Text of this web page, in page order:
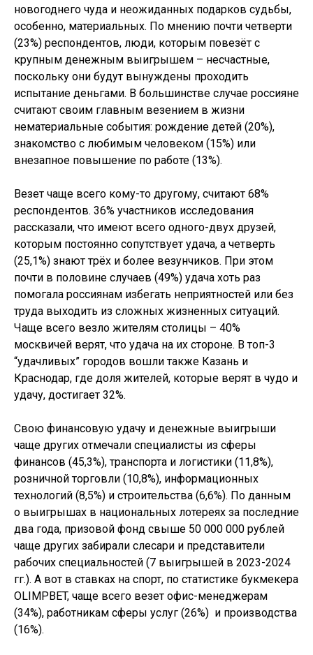
новогоднего чуда и неожиданных подарков судьбы,
особенно, материальных. По мнению почти четверти
(23%) респондентов, люди, которым повезёт с
крупным денежным выигрышем – несчастные,
поскольку они будут вынуждены проходить
испытание деньгами. В большинстве случае россияне
считают своим главным везением в жизни
нематериальные события: рождение детей (20%),
знакомство с любимым человеком (15%) или
внезапное повышение по работе (13%).
Везет чаще всего кому-то другому, считают 68%
респондентов. 36% участников исследования
рассказали, что имеют всего одного-двух друзей,
которым постоянно сопутствует удача, а четверть
(25,1%) знают трёх и более везунчиков. При этом
почти в половине случаев (49%) удача хоть раз
помогала россиянам избегать неприятностей или без
труда выходить из сложных жизненных ситуаций.
Чаще всего везло жителям столицы – 40%
москвичей верят, что удача на их стороне. В топ-3
“удачливых” городов вошли также Казань и
Краснодар, где доля жителей, которые верят в чудо и
удачу, достигает 32%.
Свою финансовую удачу и денежные выигрыши
чаще других отмечали специалисты из сферы
финансов (45,3%), транспорта и логистики (11,8%),
розничной торговли (10,8%), информационных
технологий (8,5%) и строительства (6,6%). По данным
о выигрышах в национальных лотереях за последние
два года, призовой фонд свыше 50 000 000 рублей
чаще других забирали слесари и представители
рабочих специальностей (7 выигрышей в 2023-2024
гг.). А вот в ставках на спорт, по статистике букмекера
OLIMPBET, чаще всего везет офис-менеджерам
(34%), работникам сферы услуг (26%) и производства
(16%).